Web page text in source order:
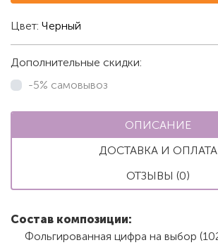
Цвет: Черный
Дополнительные скидки:
-5% самовывоз
ОПИСАНИЕ
ДОСТАВКА И ОПЛАТА
ОТЗЫВЫ (0)
Состав композиции:
Фольгированная цифра на выбор